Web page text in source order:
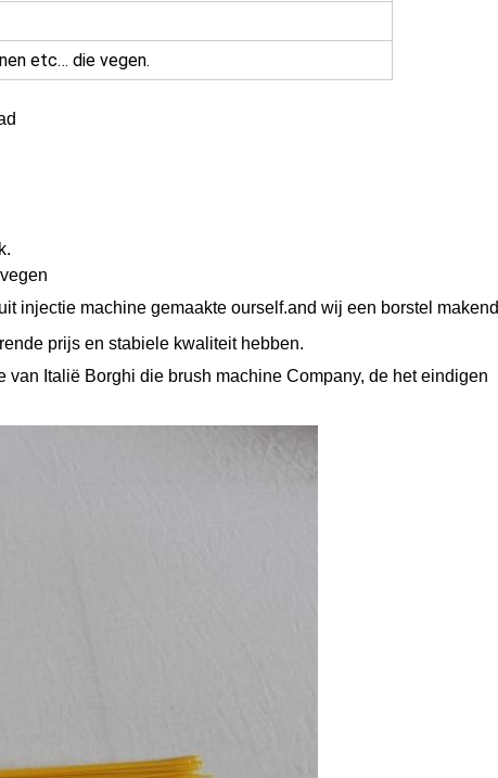
etc… die vegen.
injectie machine gemaakte ourself.and wij een borstel makend
prijs en stabiele kwaliteit hebben.
Italië Borghi die brush machine Company, de het eindigen